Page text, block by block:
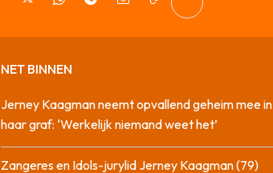
NET BINNEN
Jerney Kaagman neemt opvallend geheim mee in
haar graf: ‘Werkelijk niemand weet het’
Zangeres en Idols-jurylid Jerney Kaagman (79)